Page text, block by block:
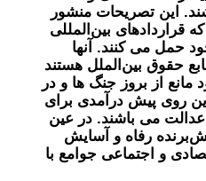
این تصریحات منشور
قراردادهای بین‌المللی
حمل می کنند. آنها
حقوق بین‌الملل هستند
مانع از بروز جنگ ها و در
روی پیش درآمدی برای
عدالت می باشند. در عین
رفاه و آسایش
و اجتماعی جوامع با